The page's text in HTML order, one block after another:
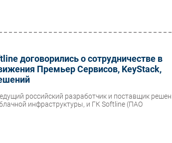
договорились о сотрудничестве в
Премьер Сервисов, KeyStack,
российский разработчик и поставщик
инфраструктуры, и ГК Softline (ПАО